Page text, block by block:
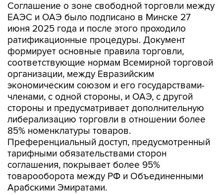
Соглашение о зоне свободной торговли между
ЕАЭС и ОАЭ было подписано в Минске 27
июня 2025 года и после этого проходило
ратификационные процедуры. Документ
формирует основные правила торговли,
соответствующие нормам Всемирной торговой
организации, между Евразийским
экономическим союзом и его государствами-
членами, с одной стороны, и ОАЭ, с другой
стороны и предусматривает дополнительную
либерализацию торговли в отношении более
85% номенклатуры товаров.
Преференциальный доступ, предусмотренный
тарифными обязательствами сторон
соглашения, покрывает более 95%
товарооборота между РФ и Объединенными
Арабскими Эмиратами.